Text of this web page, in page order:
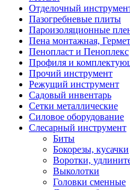
Отделочный
Пазогребневые плиты
Пароизоляционные
Пена монтажная,
Пенопласт и Пеноплекс
Профиля и
Прочий инструмент
Режущий инструмент
Садовый инвентарь
Сетки металлические
Силовое оборудование
Слесарный инструмент
Биты
Бокорезы, кусачки
Воротки,
Выколотки
Головки сменные